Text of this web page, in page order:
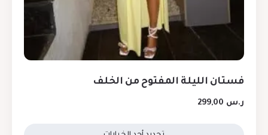
فستان الليلة المفتوح من الخلف
ر.س